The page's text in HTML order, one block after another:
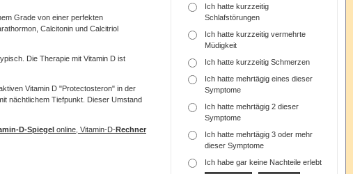
Grade von einer perfekten
Calcitonin und Calcitriol
Die Therapie mit Vitamin D ist
Vitamin D "Protectosteron" in der
nächtlichem Tiefpunkt. Dieser Umstand
D-Spiegel online, Vitamin-D-Rechner
Ich hatte kurzzeitig
Schlafstörungen
Ich hatte kurzzeitig vermehrte
Müdigkeit
Ich hatte kurzzeitig Schmerzen
Ich hatte mehrtägig eines dieser
Symptome
Ich hatte mehrtägig 2 dieser
Symptome
Ich hatte mehrtägig 3 oder mehr
dieser Symptome
Ich habe gar keine Nachteile erlebt